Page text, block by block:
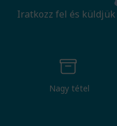
Iratkozz fel és küldjük
Nagy tétel